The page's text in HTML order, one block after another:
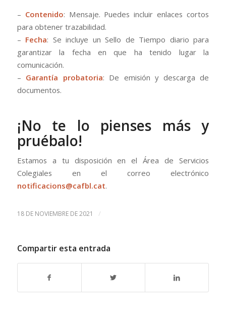
– Contenido: Mensaje. Puedes incluir enlaces cortos
para obtener trazabilidad.
– Fecha: Se incluye un Sello de Tiempo diario para
garantizar la fecha en que ha tenido lugar la
comunicación.
– Garantía probatoria: De emisión y descarga de
documentos.
¡No te lo pienses más y
pruébalo!
Estamos a tu disposición en el Área de Servicios
Colegiales en el correo electrónico
notificacions@cafbl.cat.
18 DE NOVIEMBRE DE 2021 /
Compartir esta entrada